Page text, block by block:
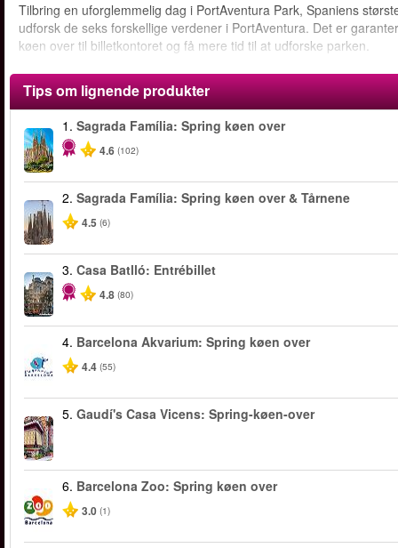
Tilbring en uforglemmelig dag i PortAventura Park, Spaniens
udforsk de seks forskellige verdener i PortAventura. Det er
køen over til billetkontoret og få mere tid til at udforske parken.
Tips om lignende produkter
1. Sagrada Família: Spring køen over
4.6 (102)
2. Sagrada Família: Spring køen over & Tårnene
4.5 (6)
3. Casa Batlló: Entrébillet
4.8 (80)
4. Barcelona Akvarium: Spring køen over
4.4 (55)
5. Gaudí's Casa Vicens: Spring-køen-over
6. Barcelona Zoo: Spring køen over
3.0 (1)